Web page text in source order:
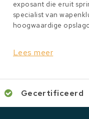
exposant die eruit
specialist van
hoogwaardige
Lees meer
Gecertificeerd